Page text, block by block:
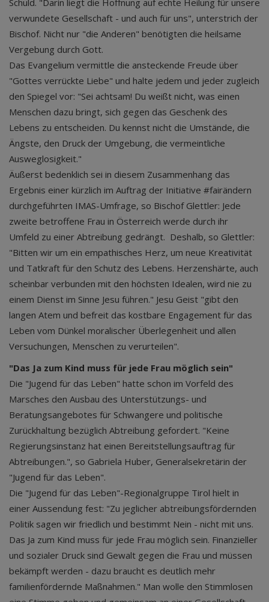
Schuld. "Darin liegt die Hoffnung auf echte Heilung für unsere
verwundete Gesellschaft - und auch für uns", unterstrich der
Bischof. Nicht nur "die Anderen" benötigten die heilsame
Vergebung durch Gott.
Das Evangelium vermittle die ansteckende Freude über
"Gottes verrückte Liebe" und halte jedem und jeder zugleich
den Spiegel vor: "Sei achtsam! Du weißt nicht, was einen
Menschen dazu bringt, sich gegen das Geschenk des
Lebens zu entscheiden. Du kennst nicht die Umstände, die
Ängste, den Druck der Umgebung, die vermeintliche
Ausweglosigkeit."
Äußerst bedenklich sei in diesem Zusammenhang das
Ergebnis einer kürzlich im Auftrag der Initiative #fairändern
durchgeführten IMAS-Umfrage, so Bischof Glettler: Jede
zweite betroffene Frau in Österreich werde durch ihr
Umfeld zu einer Abtreibung gedrängt. Deshalb, so Glettler:
"Bitten wir um ein empathisches Herz, um neue Kreativität
und Tatkraft für den Schutz des Lebens. Herzenshärte, auch
scheinbar verbunden mit den höchsten Idealen, wird nie zu
einem Dienst im Sinne Jesu führen." Jesu Geist "gibt den
langen Atem und befreit das kostbare Engagement für das
Leben vom Dünkel moralischer Überlegenheit und allen
Versuchungen, Menschen zu verurteilen".
"Das Ja zum Kind muss für jede Frau möglich sein"
Die "Jugend für das Leben" hatte schon im Vorfeld des
Marsches den Ausbau des Unterstützungs- und
Beratungsangebotes für Schwangere und politische
Zurückhaltung bezüglich Abtreibung gefordert. "Keine
Regierungsinstanz hat einen Bereitstellungsauftrag für
Abtreibungen.", so Gabriela Huber, Generalsekretärin der
"Jugend für das Leben".
Die "Jugend für das Leben"-Regionalgruppe Tirol hielt in
einer Aussendung fest: "Zu jeglicher abtreibungsfördernden
Politik sagen wir friedlich und bestimmt Nein - nicht mit uns.
Das Ja zum Kind muss für jede Frau möglich sein. Finanzieller
und sozialer Druck sind Gewalt gegen die Frau und müssen
bekämpft werden - dazu braucht es deutlich mehr
familienfördernde Maßnahmen." Man wolle den Stimmlosen